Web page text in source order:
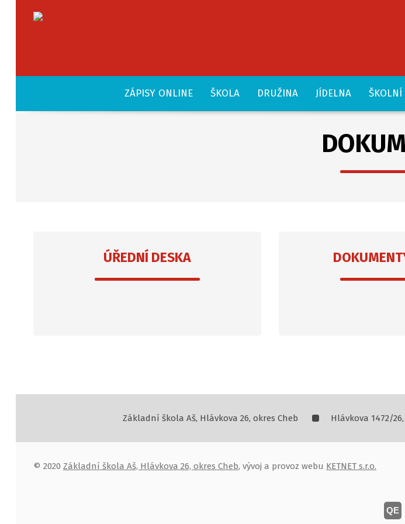
ZÁPISY ONLINE ŠKOLA DRUŽINA JÍDELNA ŠKOLNÍ
ÚŘEDNÍ DESKA
Základní škola Aš, Hlávkova 26, okres Cheb Hlávkova 1472/26,
© 2020 Základní škola Aš, Hlávkova 26, okres Cheb, vývoj a provoz webu KETNET s.r.o.
QE